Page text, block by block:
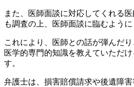
また、医師面談に対応してくれる
も調査の上、医師面談に臨むように
これにより、医師との話が弾んだ
医学的専門的知識を教えていただ
す。
弁護士は、損害賠償請求や後遺障